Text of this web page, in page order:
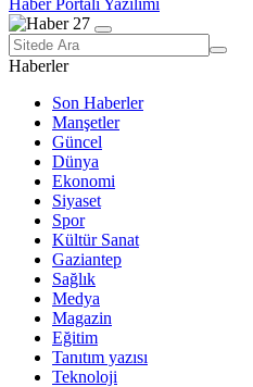
Haber Portalı Yazılımı
Haberler
Son Haberler
Manşetler
Güncel
Dünya
Ekonomi
Siyaset
Spor
Kültür Sanat
Gaziantep
Sağlık
Medya
Magazin
Eğitim
Tanıtım yazısı
Teknoloji